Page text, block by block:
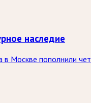
наследие
Москве пополнили